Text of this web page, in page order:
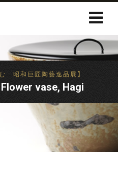
昭和巨匠陶藝逸品展】
vase, Hagi